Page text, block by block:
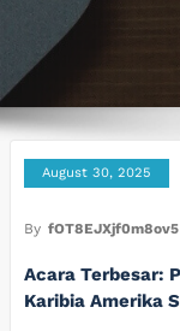
August 30, 2025
By fOT8EJXjf0m8ov5
Acara Terbesar:
Karibia Amerika